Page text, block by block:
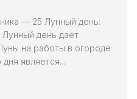
— 25 Лунный день:
день дает
на работы в огороде
является...